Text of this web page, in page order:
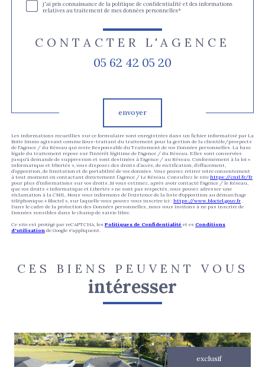
j'ai pris connaissance de la politique de confidentialité et des informations
relatives au traitement de mes données personnelles*
CONTACTER L'AGENCE
05 62 42 05 20
envoyer
Les informations recueillies sur ce formulaire sont enregistrées dans un fichier informatisé par La
Boite Immo agissant comme Sous-traitant du traitement pour la gestion de la clientèle/prospects
de l'Agence / du Réseau qui reste Responsable du Traitement de vos Données personnelles. La base
légale du traitement repose sur l'intérêt légitime de l'Agence / du Réseau. Elles sont conservées
jusqu'à demande de suppression et sont destinées à l'Agence / au Réseau. Conformément à la loi «
informatique et libertés », vous disposez des droits d’accès, de rectification, d’effacement,
d’opposition, de limitation et de portabilité de vos données. Vous pouvez retirer votre consentement
à tout moment en contactant directement l’Agence / Le Réseau. Consultez le site https://cnil.fr/fr
pour plus d’informations sur vos droits. Si vous estimez, après avoir contacté l'Agence / le Réseau,
que vos droits « Informatique et Libertés » ne sont pas respectés, vous pouvez adresser une
réclamation à la CNIL. Nous vous informons de l’existence de la liste d'opposition au démarchage
téléphonique « Bloctel », sur laquelle vous pouvez vous inscrire ici : https://www.bloctel.gouv.fr.
Dans le cadre de la protection des Données personnelles, nous vous invitons à ne pas inscrire de
Données sensibles dans le champ de saisie libre.
Ce site est protégé par reCAPTCHA, les Politiques de Confidentialité et es Conditions
d'utilisation de Google s'appliquent.
CES BIENS PEUVENT VOUS
intéresser
exclusif